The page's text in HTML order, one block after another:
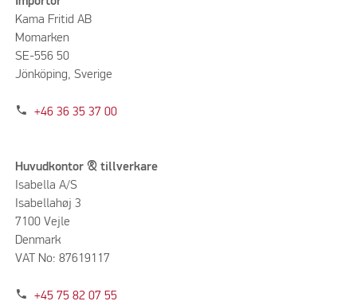
Kama Fritid AB
Momarken
SE-556 50
Jönköping, Sverige
phone +46 36 35 37 00
Huvudkontor & tillverkare
Isabella A/S
Isabellahøj 3
7100 Vejle
Denmark
VAT No: 87619117
phone +45 75 82 07 55